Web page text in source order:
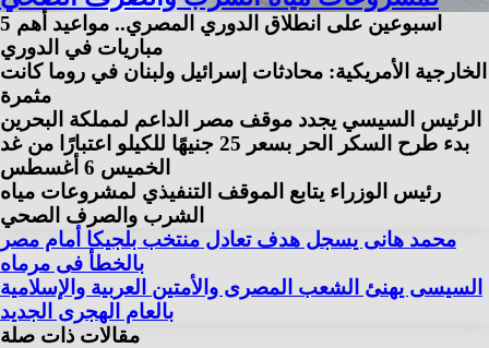
اسبوعين على انطلاق الدوري المصري.. مواعيد أهم 5
مباريات في الدوري
الخارجية الأمريكية: محادثات إسرائيل ولبنان في روما كانت
مثمرة
الرئيس السيسي يجدد موقف مصر الداعم لمملكة البحرين
بدء طرح السكر الحر بسعر 25 جنيهًا للكيلو اعتبارًا من غد
الخميس 6 أغسطس
رئيس الوزراء يتابع الموقف التنفيذي لمشروعات مياه
الشرب والصرف الصحي
محمد هانى يسجل هدف تعادل منتخب بلجيكا أمام مصر
بالخطأ فى مرماه
السيسى يهنئ الشعب المصرى والأمتين العربية والإسلامية
بالعام الهجرى الجديد
مقالات ذات صلة